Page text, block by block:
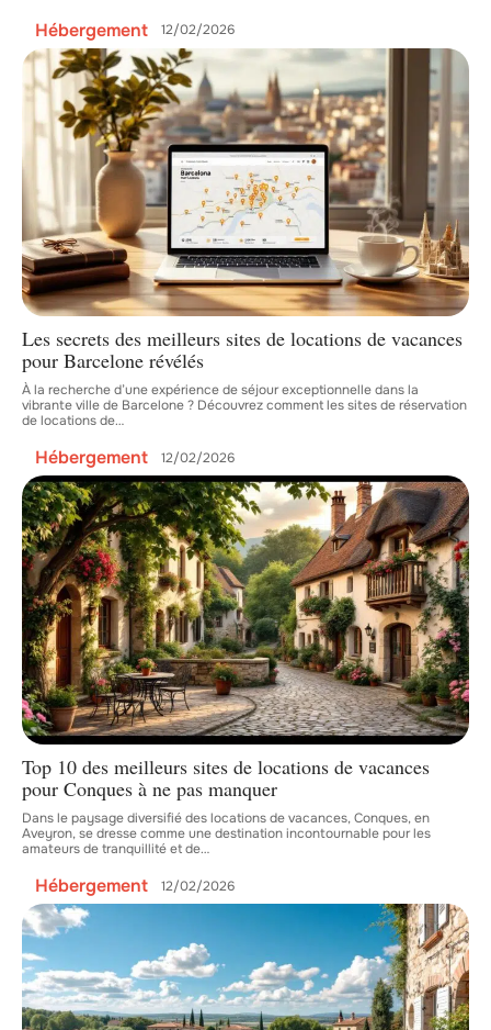
Hébergement 12/02/2026
Les secrets des meilleurs sites de locations de vacances
pour Barcelone révélés
À la recherche d’une expérience de séjour exceptionnelle dans la
vibrante ville de Barcelone ? Découvrez comment les sites de réservation
de locations de…
Hébergement 12/02/2026
Top 10 des meilleurs sites de locations de vacances
pour Conques à ne pas manquer
Dans le paysage diversifié des locations de vacances, Conques, en
Aveyron, se dresse comme une destination incontournable pour les
amateurs de tranquillité et de…
Hébergement 12/02/2026